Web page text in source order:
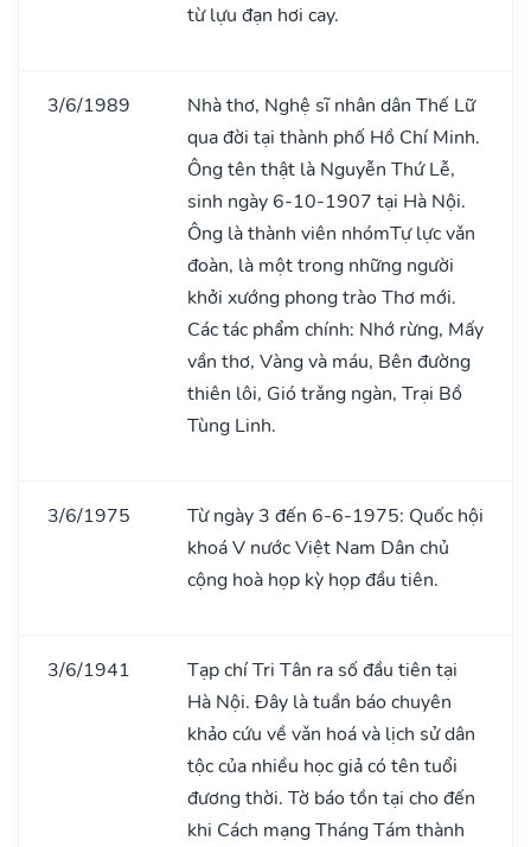
từ lựu đạn hơi cay.
3/6/1989
Nhà thơ, Nghệ sĩ nhân dân Thế Lữ
qua đời tại thành phố Hồ Chí Minh.
Ông tên thật là Nguyễn Thứ Lễ,
sinh ngày 6-10-1907 tại Hà Nội.
Ông là thành viên nhómTự lực vǎn
đoàn, là một trong những người
khởi xướng phong trào Thơ mới.
Các tác phẩm chính: Nhớ rừng, Mấy
vần thơ, Vàng và máu, Bên đường
thiên lôi, Gió trǎng ngàn, Trại Bồ
Tùng Linh.
3/6/1975
Từ ngày 3 đến 6-6-1975: Quốc hội
khoá V nước Việt Nam Dân chủ
cộng hoà họp kỳ họp đầu tiên.
3/6/1941
Tạp chí Tri Tân ra số đầu tiên tại
Hà Nội. Đây là tuần báo chuyên
khảo cứu về vǎn hoá và lịch sử dân
tộc của nhiều học giả có tên tuổi
đương thời. Tờ báo tồn tại cho đến
khi Cách mạng Tháng Tám thành